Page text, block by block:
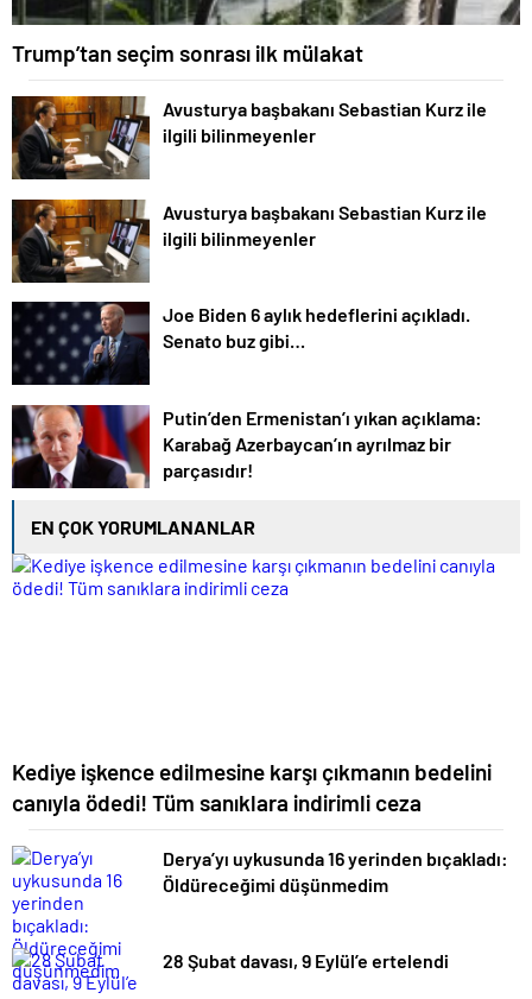
Trump’tan seçim sonrası ilk mülakat
Avusturya başbakanı Sebastian Kurz ile
ilgili bilinmeyenler
Avusturya başbakanı Sebastian Kurz ile
ilgili bilinmeyenler
Joe Biden 6 aylık hedeflerini açıkladı.
Senato buz gibi…
Putin’den Ermenistan’ı yıkan açıklama:
Karabağ Azerbaycan’ın ayrılmaz bir
parçasıdır!
EN ÇOK YORUMLANANLAR
Kediye işkence edilmesine karşı çıkmanın bedelini
canıyla ödedi! Tüm sanıklara indirimli ceza
Derya’yı uykusunda 16 yerinden bıçakladı:
Öldüreceğimi düşünmedim
28 Şubat davası, 9 Eylül’e ertelendi